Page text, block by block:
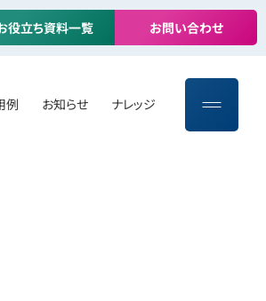
役立ち資料一覧 お問い合わせ
例 お知らせ ナレッジ